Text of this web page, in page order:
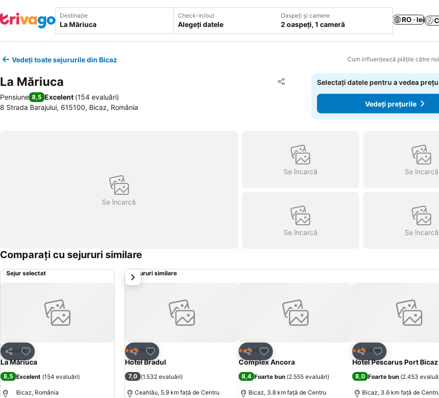
Destinație Check-in/out
Alegeți datele
Oaspeți și camere
2 oaspeți, 1 cameră
RO · lei
Vedeți toate sejururile din Bicaz Cum influențează plățile către
La Măriuca Distribuiți
Adăugaţi la favorite
Pensiune 8,5 Excelent (154 evaluări)
8 Strada Barajului, 615100, Bicaz, România
Selectați datele pentru a vedea
Vedeți prețurile
Se încarcă
Se încarcă Se încarcă
Se încarcă Se încarcă
Comparați cu sejururi similare
Sejur selectat
Distribuiți
Adăugaţi la favorite
Pensiune
La Măriuca
8,5 Excelent (154 evaluări)
Bicaz, România
Sejururi similare
Distribuiți
Adăugaţi la favorite
3 SteleHotel
Hotel Bradul
7,0 (1.532 evaluări)
Ceahlău, 5.9 km faţă de Centru
Distribuiți
Adăugaţi la favorite
3 SteleHotel
Complex Ancora
8,4 Foarte bun (2.555 evaluări)
Bicaz, 3.8 km faţă de Centru
Distribuiți
Adăugaţi la
3 SteleHotel
Hotel Pescarus Port Bicaz
8,0 Foarte bun (2.453
Bicaz, 3.6 km faţă de Centru
următorul